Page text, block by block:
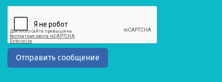
Отправить сообщение